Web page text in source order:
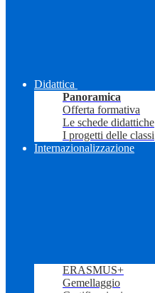
Didattica
Panoramica
Offerta formativa
Le schede didattiche
I progetti delle classi
Internazionalizzazione
ERASMUS+
Gemellaggio